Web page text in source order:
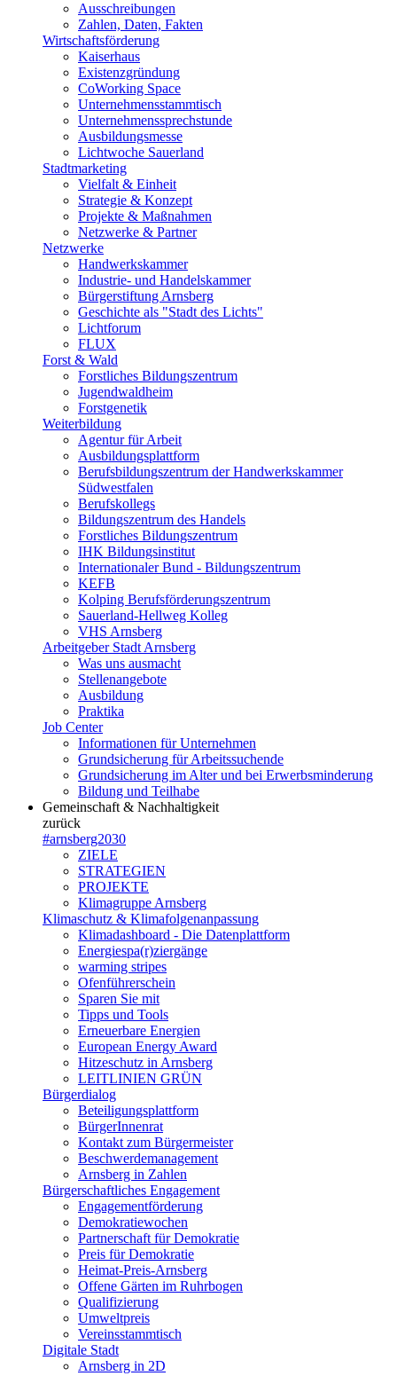
Ausschreibungen
Zahlen, Daten, Fakten
Wirtschaftsförderung
Kaiserhaus
Existenzgründung
CoWorking Space
Unternehmensstammtisch
Unternehmenssprechstunde
Ausbildungsmesse
Lichtwoche Sauerland
Stadtmarketing
Vielfalt & Einheit
Strategie & Konzept
Projekte & Maßnahmen
Netzwerke & Partner
Netzwerke
Handwerkskammer
Industrie- und Handelskammer
Bürgerstiftung Arnsberg
Geschichte als "Stadt des Lichts"
Lichtforum
FLUX
Forst & Wald
Forstliches Bildungszentrum
Jugendwaldheim
Forstgenetik
Weiterbildung
Agentur für Arbeit
Ausbildungsplattform
Berufsbildungszentrum der Handwerkskammer
Südwestfalen
Berufskollegs
Bildungszentrum des Handels
Forstliches Bildungszentrum
IHK Bildungsinstitut
Internationaler Bund - Bildungszentrum
KEFB
Kolping Berufsförderungszentrum
Sauerland-Hellweg Kolleg
VHS Arnsberg
Arbeitgeber Stadt Arnsberg
Was uns ausmacht
Stellenangebote
Ausbildung
Praktika
Job Center
Informationen für Unternehmen
Grundsicherung für Arbeitssuchende
Grundsicherung im Alter und bei Erwerbsminderung
Bildung und Teilhabe
Gemeinschaft & Nachhaltigkeit
zurück
#arnsberg2030
ZIELE
STRATEGIEN
PROJEKTE
Klimagruppe Arnsberg
Klimaschutz & Klimafolgenanpassung
Klimadashboard - Die Datenplattform
Energiespa(r)ziergänge
warming stripes
Ofenführerschein
Sparen Sie mit
Tipps und Tools
Erneuerbare Energien
European Energy Award
Hitzeschutz in Arnsberg
LEITLINIEN GRÜN
Bürgerdialog
Beteiligungsplattform
BürgerInnenrat
Kontakt zum Bürgermeister
Beschwerdemanagement
Arnsberg in Zahlen
Bürgerschaftliches Engagement
Engagementförderung
Demokratiewochen
Partnerschaft für Demokratie
Preis für Demokratie
Heimat-Preis-Arnsberg
Offene Gärten im Ruhrbogen
Qualifizierung
Umweltpreis
Vereinsstammtisch
Digitale Stadt
Arnsberg in 2D